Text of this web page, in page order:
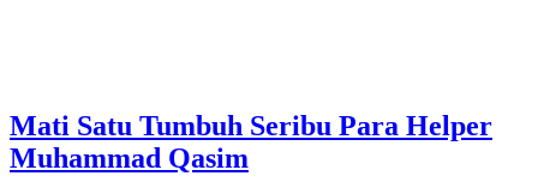
Mati Satu Tumbuh Seribu Para Helper
Muhammad Qasim